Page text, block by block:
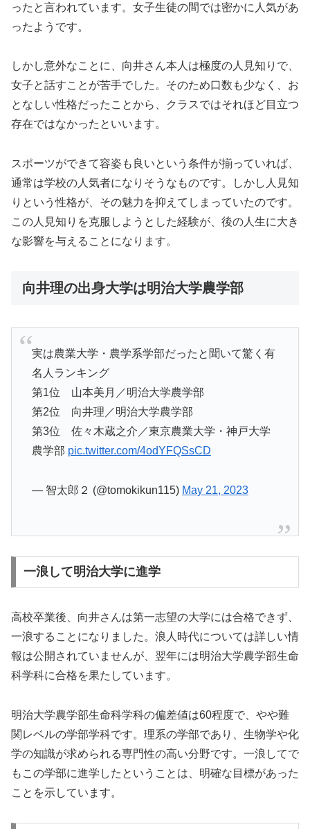
ったと言われています。女子生徒の間では密かに人気があ
ったようです。
しかし意外なことに、向井さん本人は極度の人見知りで、
女子と話すことが苦手でした。そのため口数も少なく、お
となしい性格だったことから、クラスではそれほど目立つ
存在ではなかったといいます。
スポーツができて容姿も良いという条件が揃っていれば、
通常は学校の人気者になりそうなものです。しかし人見知
りという性格が、その魅力を抑えてしまっていたのです。
この人見知りを克服しようとした経験が、後の人生に大き
な影響を与えることになります。
向井理の出身大学は明治大学農学部
実は農業大学・農学系学部だったと聞いて驚く有
名人ランキング
第1位 山本美月／明治大学農学部
第2位 向井理／明治大学農学部
第3位 佐々木蔵之介／東京農業大学・神戸大学
農学部 pic.twitter.com/4odYFQSsCD
— 智太郎２ (@tomokikun115) May 21, 2023
一浪して明治大学に進学
高校卒業後、向井さんは第一志望の大学には合格できず、
一浪することになりました。浪人時代については詳しい情
報は公開されていませんが、翌年には明治大学農学部生命
科学科に合格を果たしています。
明治大学農学部生命科学科の偏差値は60程度で、やや難
関レベルの学部学科です。理系の学部であり、生物学や化
学の知識が求められる専門性の高い分野です。一浪してで
もこの学部に進学したということは、明確な目標があった
ことを示しています。